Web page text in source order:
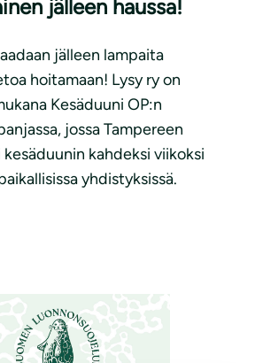
jälleen haussa!
jälleen lampaita
hoitamaan! Lysy ry on
Kesäduuni OP:n
jossa Tampereen
kesäduunin kahdeksi viikoksi
yhdistyksissä.